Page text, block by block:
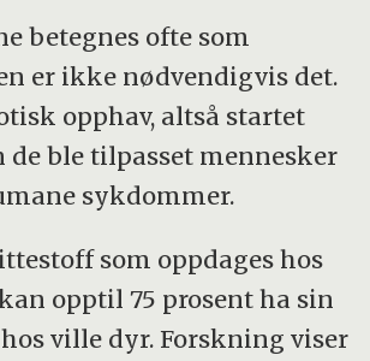
betegnes ofte som
er ikke nødvendigvis det.
opphav, altså startet
de ble tilpasset mennesker
sykdommer.
som oppdages hos
opptil 75 prosent ha sin
ville dyr. Forskning viser